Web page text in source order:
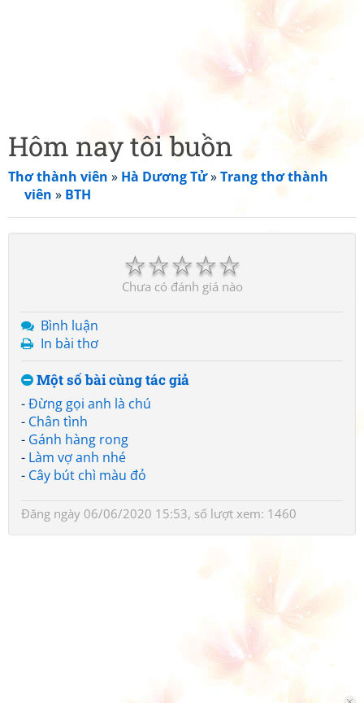
Hôm nay tôi buồn
Thơ thành viên » Hà Dương Tử»Trang thơ thành
viên » BTH
☆
☆
☆
☆
☆
Chưa có đánh giá nào
Bình luận
In bài thơ
Một số bài cùng tác giả
-Đừng gọi anh là chú
- Chân tình
- Gánh hàng rong
- Làm vợ anh nhé
- Cây bút chì màu đỏ
Đăng ngày 06/06/2020 15:53, số lượt xem: 1460